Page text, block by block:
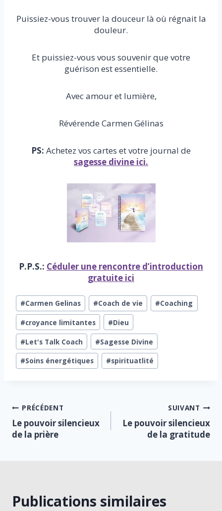
Puissiez-vous trouver la douceur là où régnait la
douleur.
Et puissiez-vous vous souvenir que votre
guérison est essentielle.
Avec amour et lumière,
Révérende Carmen Gélinas
PS: Achetez vos cartes et votre journal de
sagesse divine ici.
P.P.S.: Céduler une rencontre d’introduction
gratuite ici
Étiquettes
de
la
publication :
#Carmen Gelinas #Coach de vie #Coaching
#croyance limitantes #Dieu
#Let's Talk Coach #Sagesse Divine
#Soins énergétiques #spirituatlité
Navigation
de
PRÉCÉDENT
Le pouvoir silencieux
de la prière
SUIVANT
Le pouvoir silencieux
de la gratitude
Publications similaires